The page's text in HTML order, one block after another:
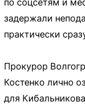
по соцсетям и
задержали
практически
Прокурор
Костенко лично
для